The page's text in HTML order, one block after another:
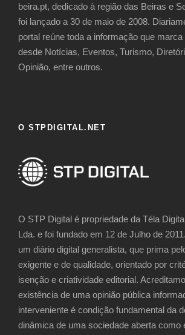
beira.pt, dedicado à região das Beiras e
foi lançado a 30 de maio de 2008.
portal reúne toda a informação que marca
desde Notícias, Eventos, Turismo,
Opinião, entre outros.
O STPDIGITAL.NET
O STP Digital é propriedade da Téla
Lda. e foi fundado em 12 de Julho de
um diário digital generalista, que prima
exigente e de qualidade, orientado por
isenção e criatividade editorial.
existência de uma opinião pública
interveniente é condição fundamental da
dinâmica de uma sociedade aberta como